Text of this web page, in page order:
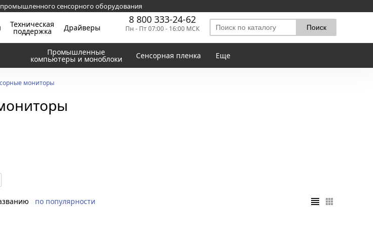
сенсорного оборудования
Техническая
поддержка Драйверы
8 800 333-24-62
Пн - Пт 07:00 - 16:00 МСК
Промышленные
компьютеры и моноблоки Сенсорная пленка Еще
мониторы
по популярности